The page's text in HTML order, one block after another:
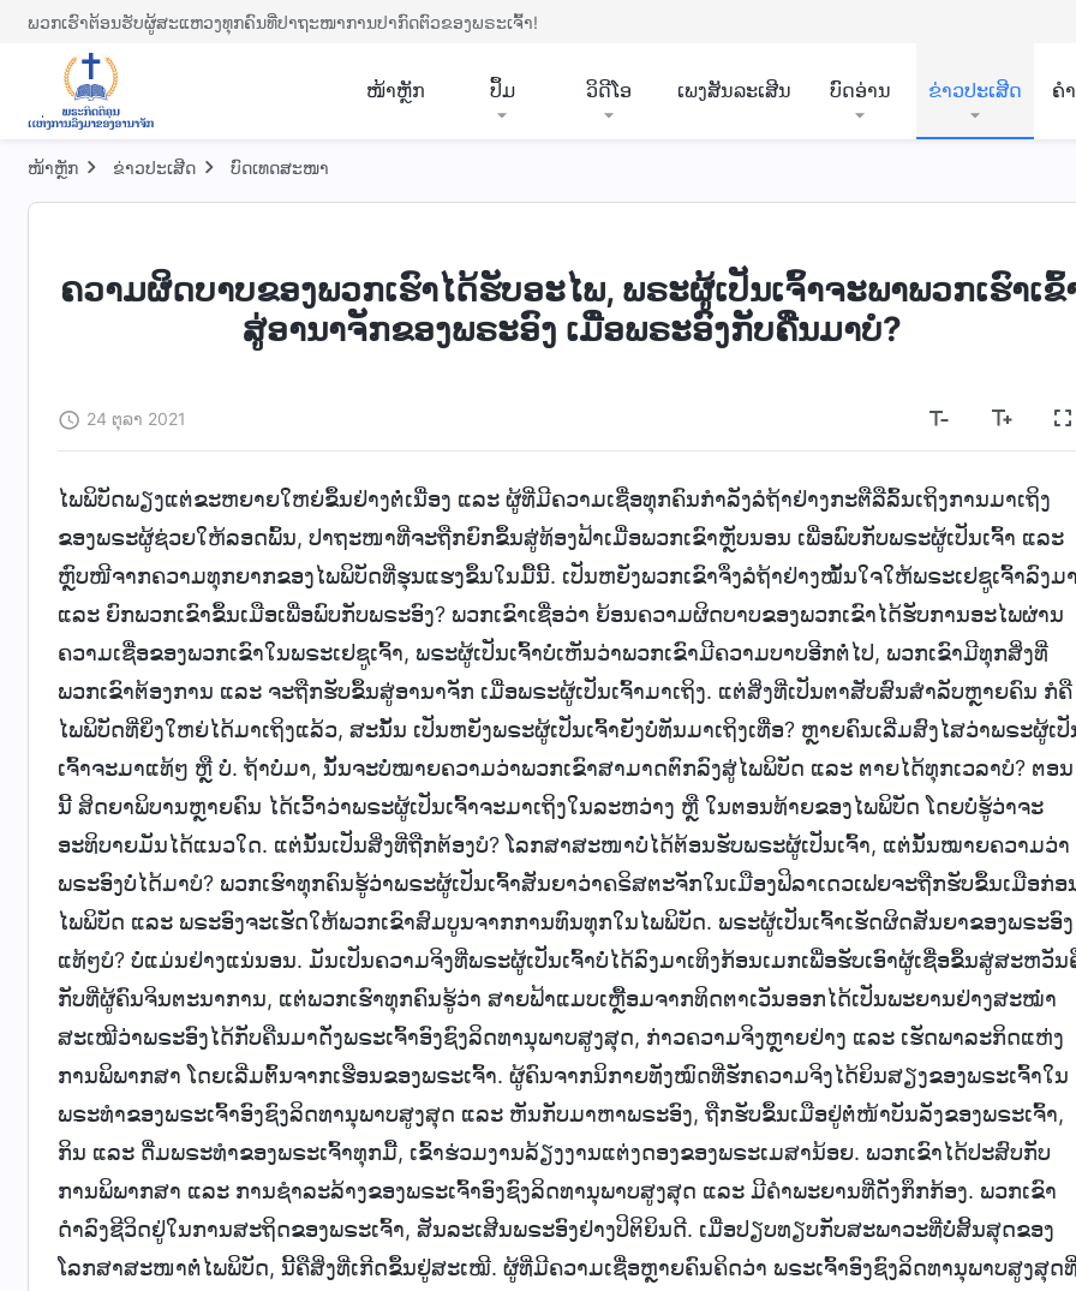
ພວກເຮົາຕ້ອນຮັບຜູ້ສະແຫວງທຸກຄົນທີ່ປາຖະໜາການປາກົດຕົວຂອງພຣະເຈົ້າ!
​ໜ້າຫຼັກ ປຶ້ມ ວິ​ດີ​ໂອ ເພງສັນລະເສີນ ບົດອ່ານ ຂ່າວປະເສີດ ຄ
ໜ້າຫຼັກ ຂ່າວປະເສີດ ບົດເທດສະໜາ
ຄວາມຜິດບາບຂອງພວກເຮົາໄດ້ຮັບອະໄພ, ພຣະຜູ້ເປັນເຈົ້າຈະພາພວກເຮົາເຂົ້
ສູ່ອານາຈັກຂອງພຣະອົງ ເມື່ອພຣະອົງກັບຄືນມາບໍ?
24 ຕຸລາ 2021
ໄພພິບັດພຽງແຕ່ຂະຫຍາຍໃຫຍ່ຂຶ້ນຢ່າງຕໍ່ເນື່ອງ ແລະ ຜູ້ທີ່ມີຄວາມເຊື່ອທຸກຄົນກຳລັງລໍຖ້າຢ່າງກະຕືລືລົ້ນເຖິງການມາເຖິງ
ຂອງພຣະຜູ້ຊ່ວຍໃຫ້ລອດພົ້ນ, ປາຖະໜາທີ່ຈະຖືກຍົກຂຶ້ນສູ່ທ້ອງຟ້າເມື່ອພວກເຂົາຫຼັບນອນ ເພື່ອພົບກັບພຣະຜູ້ເປັນເຈົ້າ ແລະ
ຫຼົບໜີຈາກຄວາມທຸກຍາກຂອງໄພພິບັດທີ່ຮຸນແຮງຂຶ້ນໃນມື້ນີ້. ເປັນຫຍັງພວກເຂົາຈຶ່ງລໍຖ້າຢ່າງໝັ້ນໃຈໃຫ້ພຣະເຢຊູເຈົ້າລົງມາ
ແລະ ຍົກພວກເຂົາຂຶ້ນເມືອເພື່ອພົບກັບພຣະອົງ? ພວກເຂົາເຊື່ອວ່າ ຍ້ອນຄວາມຜິດບາບຂອງພວກເຂົາໄດ້ຮັບການອະໄພຜ່ານ
ຄວາມເຊື່ອຂອງພວກເຂົາໃນພຣະເຢຊູເຈົ້າ, ພຣະຜູ້ເປັນເຈົ້າບໍ່ເຫັນວ່າພວກເຂົາມີຄວາມບາບອີກຕໍ່ໄປ, ພວກເຂົາມີທຸກສິ່ງທີ່
ພວກເຂົາຕ້ອງການ ແລະ ຈະຖືກຮັບຂຶ້ນສູ່ອານາຈັກ ເມື່ອພຣະຜູ້ເປັນເຈົ້າມາເຖິງ. ແຕ່ສິ່ງທີ່ເປັນຕາສັບສົນສຳລັບຫຼາຍຄົນ ກໍຄື
ໄພພິບັດທີ່ຍິ່ງໃຫຍ່ໄດ້ມາເຖິງແລ້ວ, ສະນັ້ນ ເປັນຫຍັງພຣະຜູ້ເປັນເຈົ້າຍັງບໍ່ທັນມາເຖິງເທື່ອ? ຫຼາຍຄົນເລີ່ມສົງໄສວ່າພຣະຜູ້ເປັ
ເຈົ້າຈະມາແທ້ໆ ຫຼື ບໍ່. ຖ້າບໍ່ມາ, ນັ້ນຈະບໍ່ໝາຍຄວາມວ່າພວກເຂົາສາມາດຕົກລົງສູ່ໄພພິບັດ ແລະ ຕາຍໄດ້ທຸກເວລາບໍ? ຕອນ
ນີ້ ສິດຍາພິບານຫຼາຍຄົນ ໄດ້ເວົ້າວ່າພຣະຜູ້ເປັນເຈົ້າຈະມາເຖິງໃນລະຫວ່າງ ຫຼື ໃນຕອນທ້າຍຂອງໄພພິບັດ ໂດຍບໍ່ຮູ້ວ່າຈະ
ອະທິບາຍມັນໄດ້ແນວໃດ. ແຕ່ນັ້ນເປັນສິ່ງທີ່ຖືກຕ້ອງບໍ? ໂລກສາສະໜາບໍ່ໄດ້ຕ້ອນຮັບພຣະຜູ້ເປັນເຈົ້າ, ແຕ່ນັ້ນໝາຍຄວາມວ່າ
ພຣະອົງບໍ່ໄດ້ມາບໍ? ພວກເຮົາທຸກຄົນຮູ້ວ່າພຣະຜູ້ເປັນເຈົ້າສັນຍາວ່າຄຣິສຕະຈັກໃນເມືອງຟິລາເດວເຟຍຈະຖືກຮັບຂຶ້ນເມືອກ່ອ
ໄພພິບັດ ແລະ ພຣະອົງຈະເຮັດໃຫ້ພວກເຂົາສົມບູນຈາກການທົນທຸກໃນໄພພິບັດ. ພຣະຜູ້ເປັນເຈົ້າເຮັດຜິດສັນຍາຂອງພຣະອົງ
ແທ້ໆບໍ? ບໍ່ແມ່ນຢ່າງແນ່ນອນ. ມັນເປັນຄວາມຈິງທີ່ພຣະຜູ້ເປັນເຈົ້າບໍ່ໄດ້ລົງມາເທິງກ້ອນເມກເພື່ອຮັບເອົາຜູ້ເຊື່ອຂຶ້ນສູ່ສະຫວັນ
ກັບທີ່ຜູ້ຄົນຈິນຕະນາການ, ແຕ່ພວກເຮົາທຸກຄົນຮູ້ວ່າ ສາຍຟ້າແມບເຫຼື້ອມຈາກທິດຕາເວັນອອກໄດ້ເປັນພະຍານຢ່າງສະໝໍ່າ
ສະເໝີວ່າພຣະອົງໄດ້ກັບຄືນມາດັ່ງພຣະເຈົ້າອົງຊົງລິດທານຸພາບສູງສຸດ, ກ່າວຄວາມຈິງຫຼາຍຢ່າງ ແລະ ເຮັດພາລະກິດແຫ່ງ
ການພິພາກສາ ໂດຍເລີ່ມຕົ້ນຈາກເຮືອນຂອງພຣະເຈົ້າ. ຜູ້ຄົນຈາກນິກາຍທັງໝົດທີ່ຮັກຄວາມຈິງໄດ້ຍິນສຽງຂອງພຣະເຈົ້າໃນ
ພຣະທຳຂອງພຣະເຈົ້າອົງຊົງລິດທານຸພາບສູງສຸດ ແລະ ຫັນກັບມາຫາພຣະອົງ, ຖືກຮັບຂຶ້ນເມືອຢູ່ຕໍ່ໜ້າບັນລັງຂອງພຣະເຈົ້າ,
ກິນ ແລະ ດື່ມພຣະທຳຂອງພຣະເຈົ້າທຸກມື້, ເຂົ້າຮ່ວມງານລ້ຽງງານແຕ່ງດອງຂອງພຣະເມສານ້ອຍ. ພວກເຂົາໄດ້ປະສົບກັບ
ການພິພາກສາ ແລະ ການຊໍາລະລ້າງຂອງພຣະເຈົ້າອົງຊົງລິດທານຸພາບສູງສຸດ ແລະ ມີຄຳພະຍານທີ່ດັງກຶກກ້ອງ. ພວກເຂົາ
ດຳລົງຊີວິດຢູ່ໃນການສະຖິດຂອງພຣະເຈົ້າ, ສັນລະເສີນພຣະອົງຢ່າງປິຕິຍິນດີ. ເມື່ອປຽບທຽບກັບສະພາວະທີ່ບໍ່ສິ້ນສຸດຂອງ
ໂລກສາສະໜາຕໍ່ໄພພິບັດ, ນີ້ຄືສິ່ງທີ່ເກີດຂຶ້ນຢູ່ສະເໝີ. ຜູ້ທີ່ມີຄວາມເຊື່ອຫຼາຍຄົນຄິດວ່າ ພຣະເຈົ້າອົງຊົງລິດທານຸພາບສູງສຸດ